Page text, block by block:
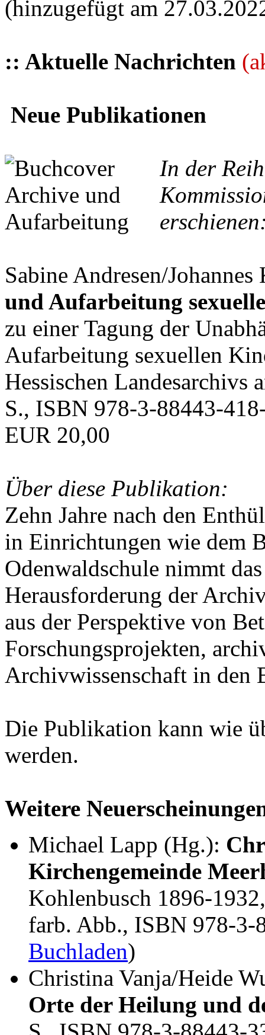
(hinzugefügt am
:: Aktuelle Nachrichten
Neue Publikationen
In der
Sabine Andresen/
und Aufarbeitung
zu einer Tagung der
Aufarbeitung sexuellen
Hessischen Landesarchivs
S., ISBN 978-3-88443-
EUR 20,00
Über diese Publikation:
Zehn Jahre nach den
in Einrichtungen wie dem
Odenwaldschule nimmt
Herausforderung der
aus der Perspektive von
Forschungsprojekten,
Archivwissenschaft in den
Die Publikation kann wie
werden.
Weitere
Michael Lapp (Hg.):
Kirchengemeinde
Kohlenbusch 1896-
farb. Abb., ISBN 978-3-
Buchladen)
Christina Vanja/Heide
Orte der Heilung und